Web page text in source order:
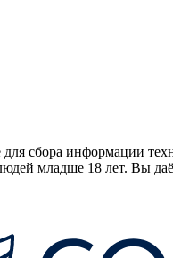
сбора информации
младше 18 лет. Вы